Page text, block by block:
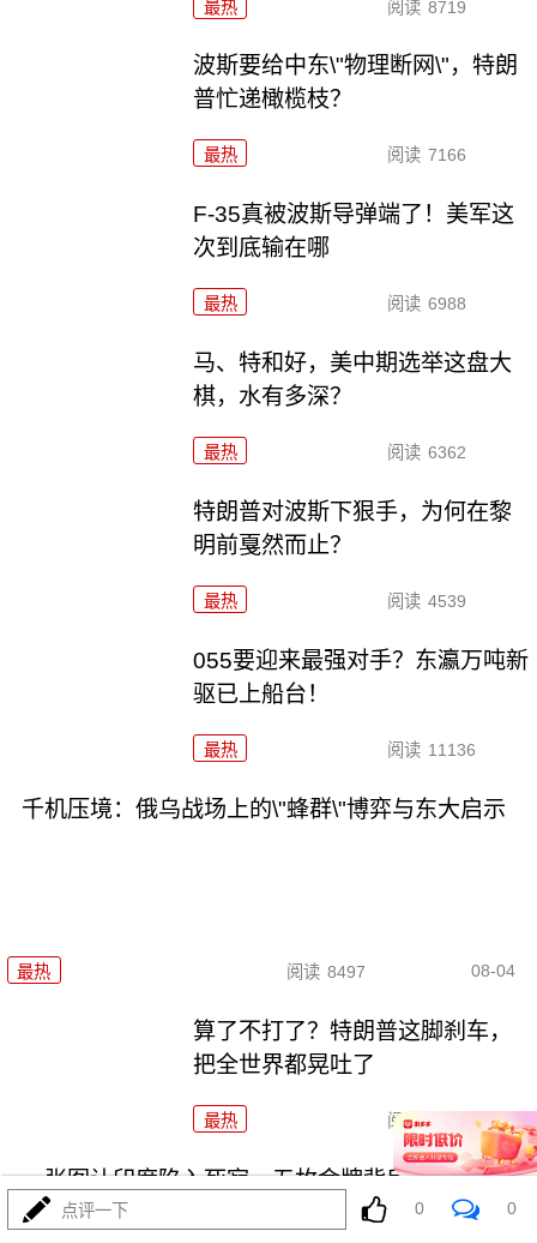
最热 阅读 8719
波斯要给中东\"物理断网\"，特朗
普忙递橄榄枝？
最热 阅读 7166
F-35真被波斯导弹端了！美军这
次到底输在哪
最热 阅读 6988
马、特和好，美中期选举这盘大
棋，水有多深？
最热 阅读 6362
特朗普对波斯下狠手，为何在黎
明前戛然而止？
最热 阅读 4539
055要迎来最强对手？东瀛万吨新
驱已上船台！
最热 阅读 11136
千机压境：俄乌战场上的\"蜂群\"博弈与东大启示
最热 阅读 8497 08-04
算了不打了？特朗普这脚刹车，
把全世界都晃吐了
最热 阅读 15715
一张图让印度陷入死寂，五枚金牌背后的终极真相
点评一下 0 0